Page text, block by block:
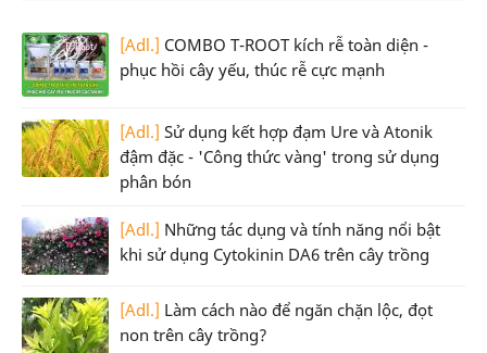
[Adl.] COMBO T-ROOT kích rễ toàn diện -
phục hồi cây yếu, thúc rễ cực mạnh
[Adl.] Sử dụng kết hợp đạm Ure và Atonik
đậm đặc - 'Công thức vàng' trong sử dụng
phân bón
[Adl.] Những tác dụng và tính năng nổi bật
khi sử dụng Cytokinin DA6 trên cây trồng
[Adl.] Làm cách nào để ngăn chặn lộc, đọt
non trên cây trồng?